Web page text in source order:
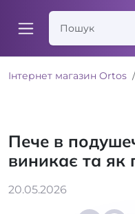
Інтернет магазин Ortos
Пече в
виникає та як
20.05.2026